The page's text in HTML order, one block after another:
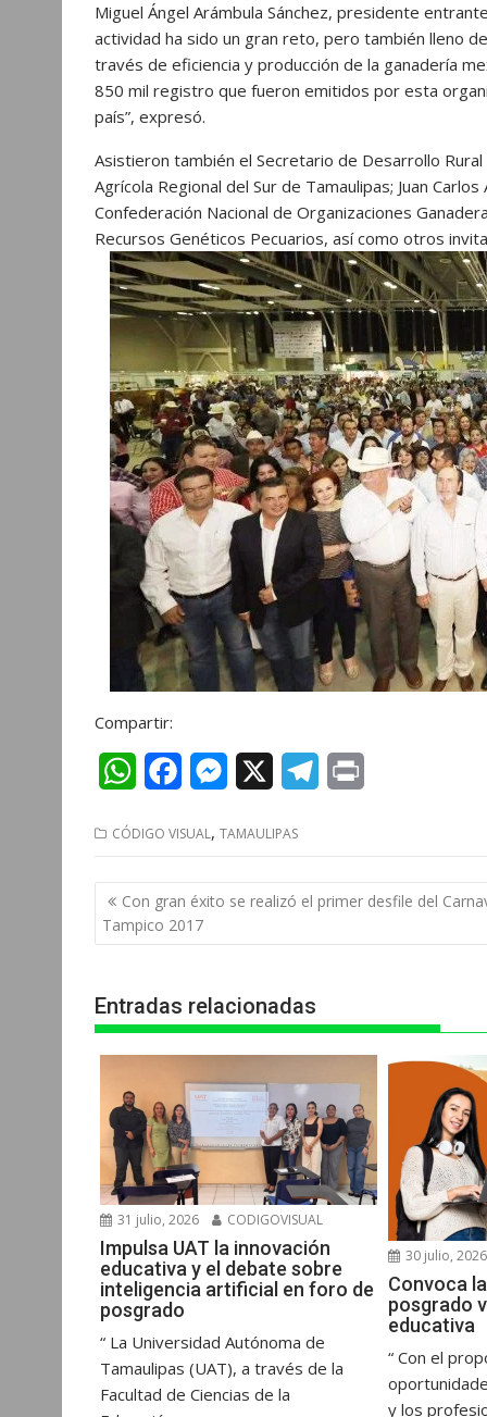
Miguel Ángel Arámbula Sánchez, presidente
actividad ha sido un gran reto, pero también lleno
través de eficiencia y producción de la ganadería
850 mil registro que fueron emitidos por esta
país”, expresó.
Asistieron también el Secretario de Desarrollo
Agrícola Regional del Sur de Tamaulipas; Juan
Confederación Nacional de Organizaciones
Recursos Genéticos Pecuarios, así como otros
Compartir:
W
a
t
s
p
c
e
b
k
s
s
e
e
g
m
n
CÓDIGO VISUAL, TAMAULIPAS
Navegación
de
entradas
Con gran éxito se realizó el primer desfile del
Tampico 2017
Entradas relacionadas
31 julio, 2026 CODIGOVISUAL
Impulsa UAT la innovación
educativa y el debate sobre
inteligencia artificial en foro de
posgrado
“ La Universidad Autónoma de
Tamaulipas (UAT), a través de la
Facultad de Ciencias de la
30 julio, 2026
Convoca
posgrado
educativa
“ Con el
y los